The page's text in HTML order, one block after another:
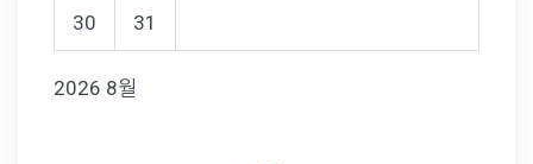
2026 8월
30 31